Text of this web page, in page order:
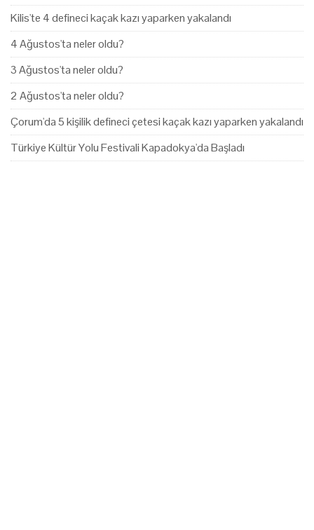
Kilis'te 4 defineci kaçak kazı yaparken yakalandı
4 Ağustos'ta neler oldu?
3 Ağustos'ta neler oldu?
2 Ağustos'ta neler oldu?
Çorum'da 5 kişilik defineci çetesi kaçak kazı yaparken yakalandı
Türkiye Kültür Yolu Festivali Kapadokya'da Başladı